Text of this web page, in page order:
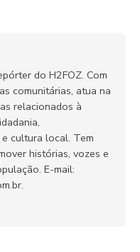
do H2FOZ. Com
comunitárias, atua na
relacionados à
cultura local. Tem
histórias, vozes e
E-mail: